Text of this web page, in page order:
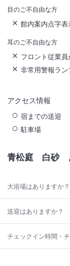
目のご不自由な方
館内案内点字表
耳のご不自由な方
フロント従業
非常用警報ラン
アクセス情報
宿までの送迎
駐車場
青松庭 白砂
大浴場はありますか？
送迎はありますか？
チェックイン時間・